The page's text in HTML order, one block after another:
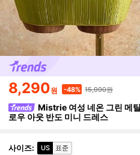
8,290원 -48% 15,990원
Mistrie 여성 네온 그린 메
로우 아웃 반도 미니 드레스
사이즈: US 표준